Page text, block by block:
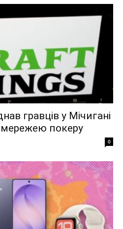
гравців у Мічигані
покеру
0